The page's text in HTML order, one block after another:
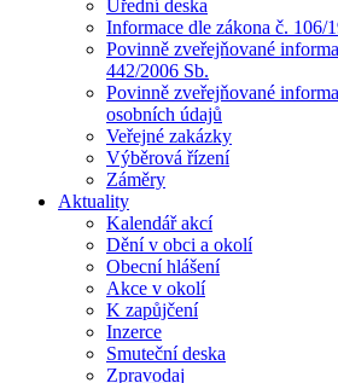
Úřední deska
Informace dle zákona č. 106/
Povinně zveřejňované
442/2006 Sb.
Povinně zveřejňované
osobních údajů
Veřejné zakázky
Výběrová řízení
Záměry
Aktuality
Kalendář akcí
Dění v obci a okolí
Obecní hlášení
Akce v okolí
K zapůjčení
Inzerce
Smuteční deska
Zpravodaj